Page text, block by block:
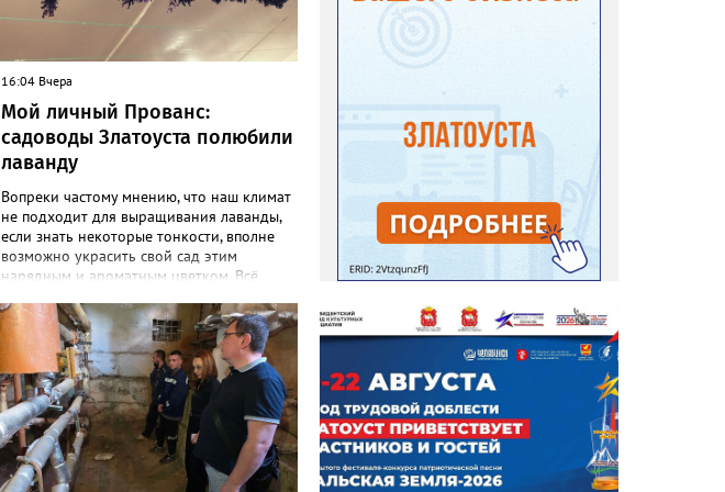
16:04 Вчера
Мой личный Прованс:
садоводы Златоуста полюбили
лаванду
Вопреки частому мнению, что наш климат
не подходит для выращивания лаванды,
если знать некоторые тонкости, вполне
возможно украсить свой сад этим
нарядным и ароматным цветком. Всё
разводить лаванду за её особую эстетику
и дивный запах. «Златоуст.инфо» узнал
об успешном опыте местных дачниц. «Я
вырастила лаванду нежно-сиреневого
красивого цвета из семян (на фото), -
отметила «Златоуст.инфо» хозяйка
частного дома Екатерина Бойко. –
Посадила вдоль забора, потому что
низины этот цветок не любит. Вот уже